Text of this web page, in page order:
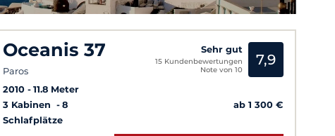
Oceanis 37
Paros
2010
11.8 Meter
3 Kabinen
8
Schlafplätze
Sehr gut
15 Kundenbewertungen
Note von 10
7,9
ab 1 300 €